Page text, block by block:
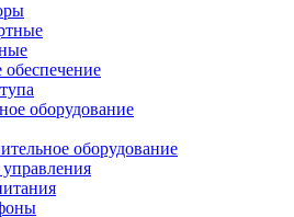
оборудование
оборудование